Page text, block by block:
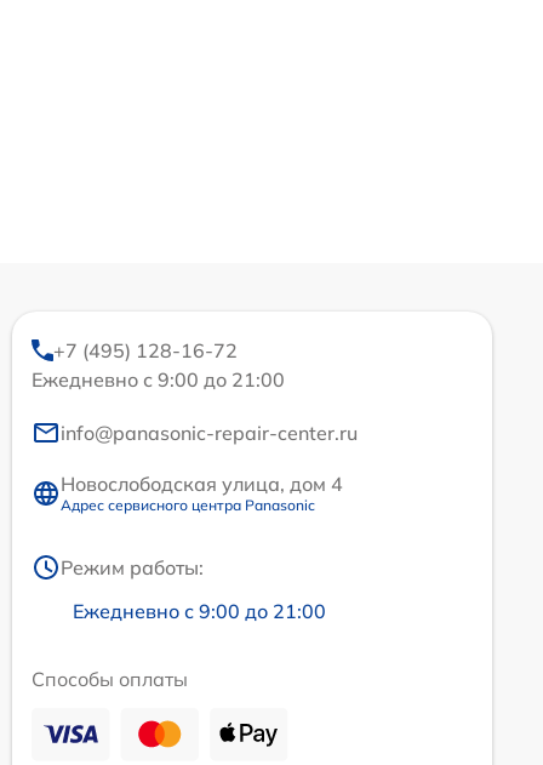
+7 (495) 128-16-72
Ежедневно с 9:00 до 21:00
info@panasonic-repair-center.ru
Новослободская улица, дом 4
Адрес сервисного центра Panasonic
Режим работы:
Ежедневно с 9:00 до 21:00
Способы оплаты